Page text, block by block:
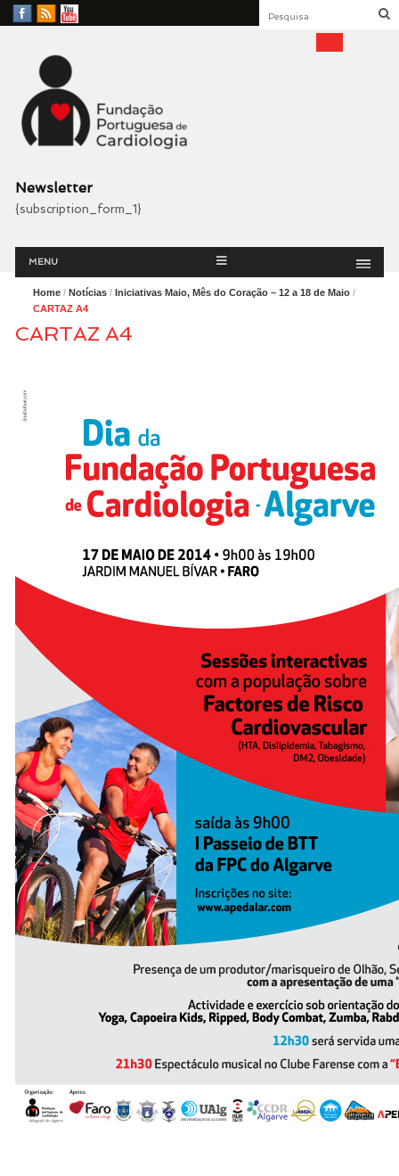
Facebook
RSS
YouTube
Fundação Portuguesa
Cardiologia
Newsletter
{subscription_form_1}
Menu
MENU
Home/ Notícias/ Iniciativas Maio, Mês do Coração – 12 a 18 de Maio/
CARTAZ A4
CARTAZ A4